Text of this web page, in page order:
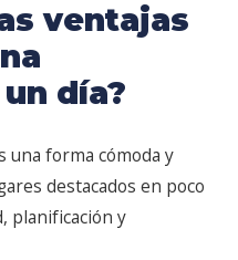
ventajas
día?
una forma cómoda y
destacados en poco
planificación y